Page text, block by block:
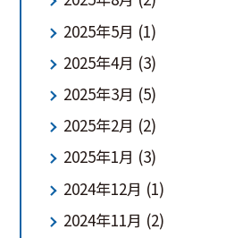
2025年5月 (1)
2025年4月 (3)
2025年3月 (5)
2025年2月 (2)
2025年1月 (3)
2024年12月 (1)
2024年11月 (2)